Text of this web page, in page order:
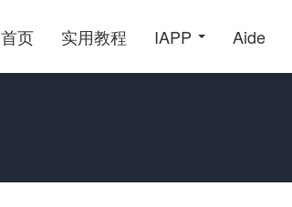
首页 实用教程 IAPP Aide